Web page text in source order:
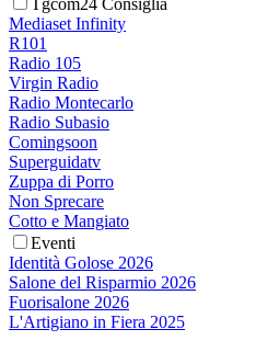
Tgcom24 Consiglia
Mediaset Infinity
R101
Radio 105
Virgin Radio
Radio Montecarlo
Radio Subasio
Comingsoon
Superguidatv
Zuppa di Porro
Non Sprecare
Cotto e Mangiato
Eventi
Identità Golose 2026
Salone del Risparmio 2026
Fuorisalone 2026
L'Artigiano in Fiera 2025